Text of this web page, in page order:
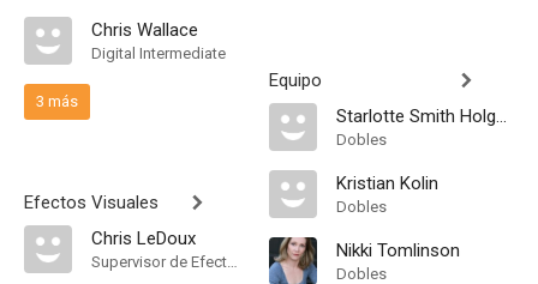
Chris Wallace
Digital Intermediate
3 más
Efectos Visuales
Chris LeDoux
Supervisor de Efectos Visuales
Equipo
Starlotte Smith Holguin
Dobles
Kristian Kolin
Dobles
Nikki Tomlinson
Dobles